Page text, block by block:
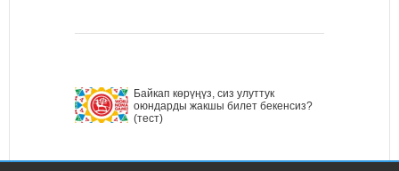
Байкап көрүңүз, сиз улуттук
оюндарды жакшы билет бекенсиз?
(тест)